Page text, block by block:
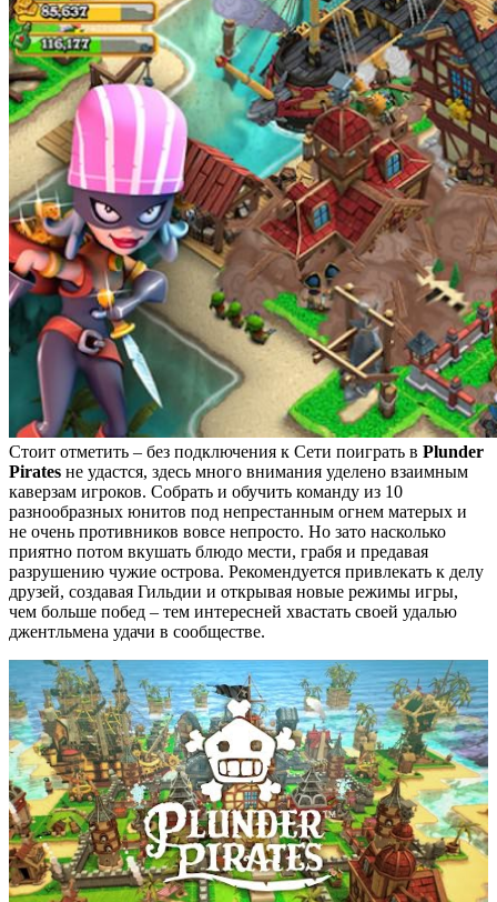
Стоит отметить – без подключения к Сети поиграть в Plunder
Pirates не удастся, здесь много внимания уделено взаимным
каверзам игроков. Собрать и обучить команду из 10
разнообразных юнитов под непрестанным огнем матерых и
не очень противников вовсе непросто. Но зато насколько
приятно потом вкушать блюдо мести, грабя и предавая
разрушению чужие острова. Рекомендуется привлекать к делу
друзей, создавая Гильдии и открывая новые режимы игры,
чем больше побед – тем интересней хвастать своей удалью
джентльмена удачи в сообществе.